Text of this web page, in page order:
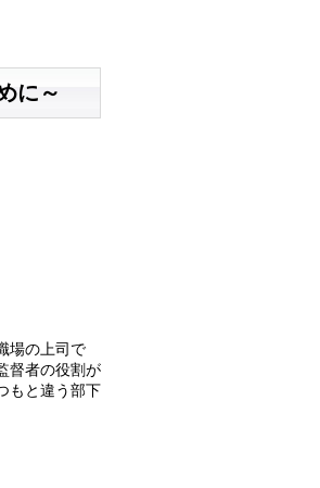
に～
場の上司で
督者の役割が
もと違う部下